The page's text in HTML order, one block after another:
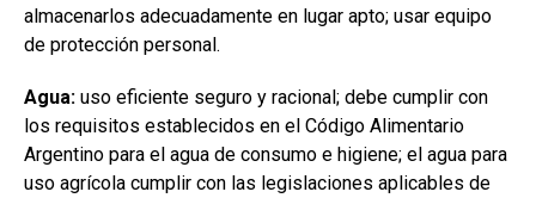
almacenarlos adecuadamente en lugar apto; usar equipo
de protección personal.
Agua: uso eficiente seguro y racional; debe cumplir con
los requisitos establecidos en el Código Alimentario
Argentino para el agua de consumo e higiene; el agua para
uso agrícola cumplir con las legislaciones aplicables de